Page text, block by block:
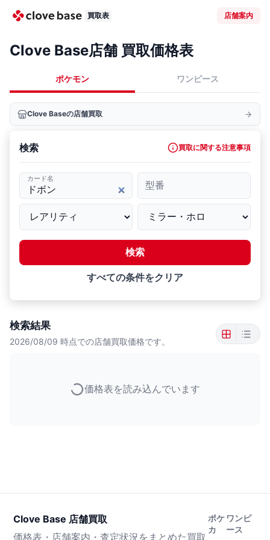
買取表 店舗案内
Clove Base店舗 買取価格表
ポケモン ワンピース
Clove Baseの店舗買取
検索 買取に関する注意事項
カード名
型番
検索
すべての条件をクリア
検索結果
2026/08/09 時点での店舗買取価格です。
価格表を読み込んでいます
Clove Base 店舗買取
価格表・店舗案内・査定状況をまとめた買取
ポケ
カ
ワンピ
ース